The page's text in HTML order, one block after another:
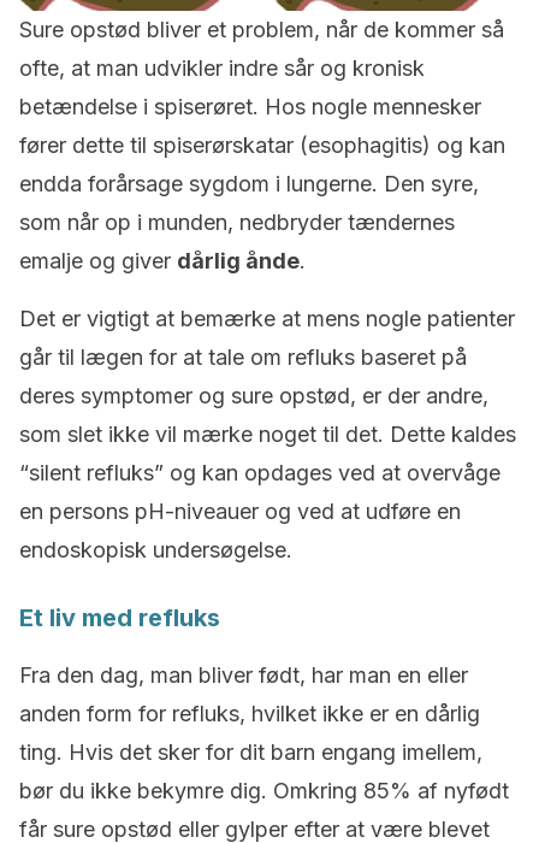
Sure opstød bliver et problem, når de kommer så
ofte, at man udvikler indre sår og kronisk
betændelse i spiserøret. Hos nogle mennesker
fører dette til spiserørskatar (esophagitis) og kan
endda forårsage sygdom i lungerne. Den syre,
som når op i munden, nedbryder tændernes
emalje og giver dårlig ånde.
Det er vigtigt at bemærke at mens nogle patienter
går til lægen for at tale om refluks baseret på
deres symptomer og sure opstød, er der andre,
som slet ikke vil mærke noget til det. Dette kaldes
“silent refluks” og kan opdages ved at overvåge
en persons pH-niveauer og ved at udføre en
endoskopisk undersøgelse.
Et liv med refluks
Fra den dag, man bliver født, har man en eller
anden form for refluks, hvilket ikke er en dårlig
ting. Hvis det sker for dit barn engang imellem,
bør du ikke bekymre dig. Omkring 85% af nyfødt
får sure opstød eller gylper efter at være blevet